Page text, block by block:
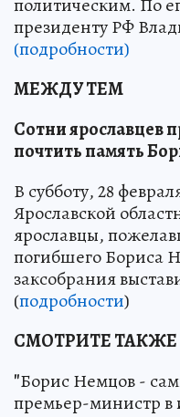
политическим. По
президенту РФ
(подробности)
МЕЖДУ ТЕМ
Сотни ярославцев
почтить память
В субботу, 28
Ярославской
ярославцы,
погибшего Бориса
заксобрания
(подробности)
СМОТРИТЕ
"Борис Немцов -
премьер-министр в